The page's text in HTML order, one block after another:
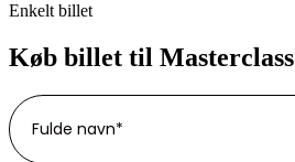
Enkelt billet
Køb billet til Masterclass